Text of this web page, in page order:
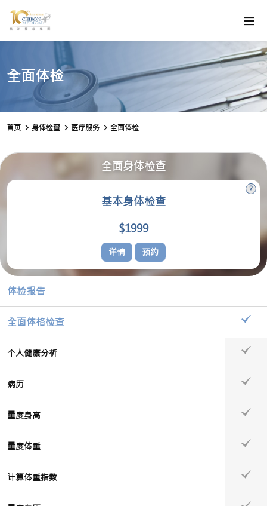
全面体检
首页 身体检查 医疗服务 全面体检
全面身体检查
基本身体检查
$1999
详情 预约
体检报告
全面体格检查
个人健康分析
病历
量度身高
量度体重
计算体重指数